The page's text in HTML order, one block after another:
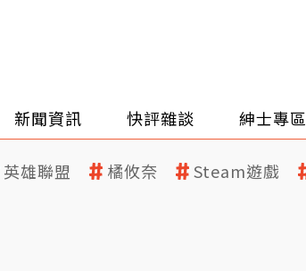
新聞資訊 快評雜談 紳士專區
英雄聯盟 橘攸奈 Steam遊戲